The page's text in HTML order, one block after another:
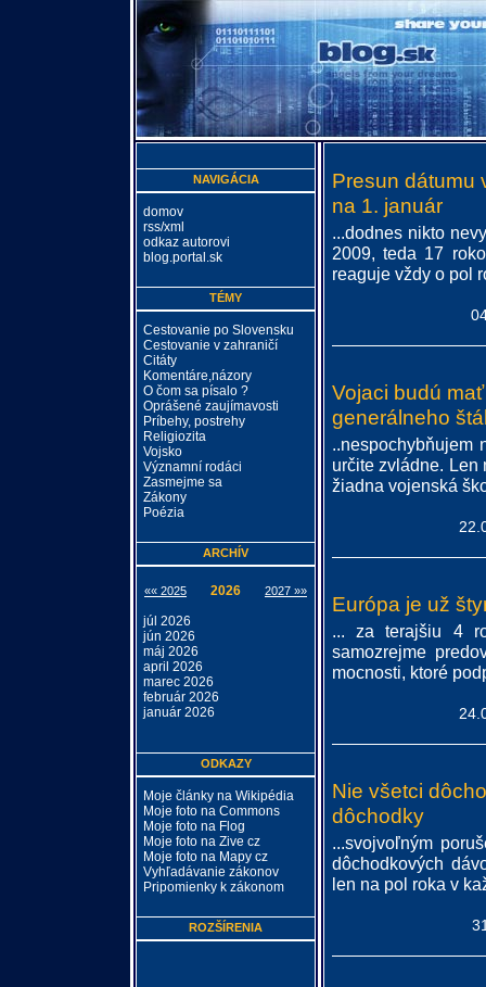
Presun dátumu
na 1. január
...dodnes nikto
2009, teda 17
reaguje vždy o pol
Vojaci budú
generálneho
..nespochybňujem
určite zvládne.
žiadna vojenská
Európa je už
... za terajšiu 4
samozrejme
mocnosti, ktoré
Nie všetci
dôchodky
...svojvoľným
dôchodkových
len na pol roka v
NAVIGÁCIA
domov
rss/xml
odkaz autorovi
blog.portal.sk
TÉMY
Cestovanie po Slovensku
Cestovanie v zahraničí
Citáty
Komentáre,názory
O čom sa písalo ?
Oprášené zaujímavosti
Príbehy, postrehy
Religiozita
Vojsko
Významní rodáci
Zasmejme sa
Zákony
Poézia
ARCHÍV
«« 2025 2026 2027 »»
júl 2026
jún 2026
máj 2026
april 2026
marec 2026
február 2026
január 2026
ODKAZY
Moje články na Wikipédia
Moje foto na Commons
Moje foto na Flog
Moje foto na Zive cz
Moje foto na Mapy cz
Vyhľadávanie zákonov
Pripomienky k zákonom
ROZŠÍRENIA